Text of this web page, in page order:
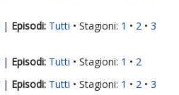
| Tutti Stagioni: 1 2
3
| Tutti Stagioni: 1
2
| Tutti Stagioni: 1 2 3